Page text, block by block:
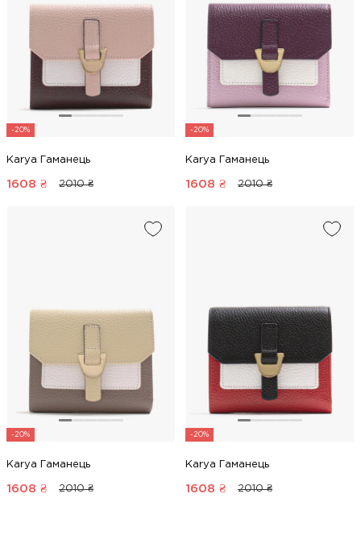
-20%
Karya Гаманець
1608 ₴ 2010 ₴
-20%
Karya Гаманець
1608 ₴ 2010 ₴
-20%
Karya Гаманець
1608 ₴ 2010 ₴
-20%
Karya Гаманець
1608 ₴ 2010 ₴